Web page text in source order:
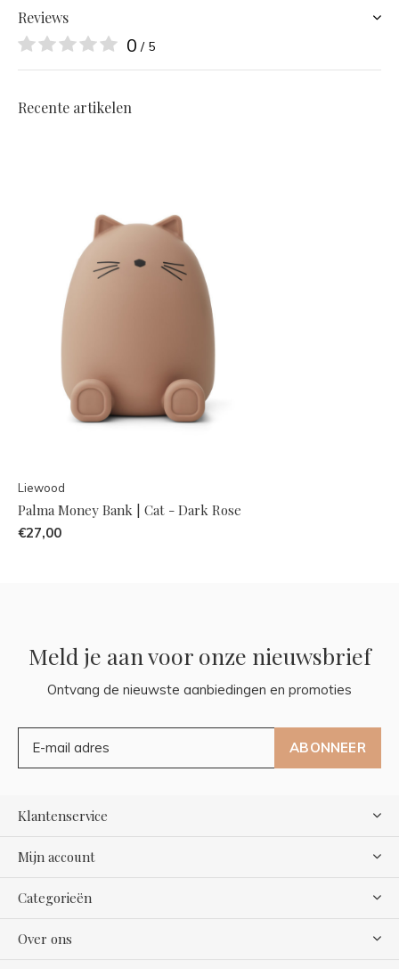
Reviews
0 / 5
Recente artikelen
Liewood
Palma Money Bank | Cat - Dark Rose
€27,00
Meld je aan voor onze nieuwsbrief
Ontvang de nieuwste aanbiedingen en promoties
ABONNEER
Klantenservice
Mijn account
Categorieën
Over ons